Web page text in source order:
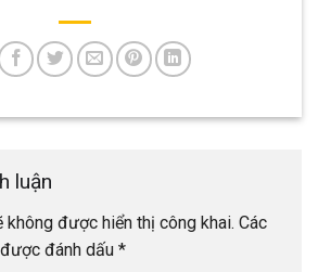
luận
không được hiển thị công khai. Các
đánh dấu *